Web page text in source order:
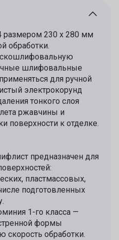
размером 230 х 280 мм
обработки.
шлифовальные
для ручной
электрокорунд
тонкого слоя
ржавчины и
поверхности к отделке.
предназначен для
пластмассовых,
подготовленных
1-го класса —
формы
скорость обработки.